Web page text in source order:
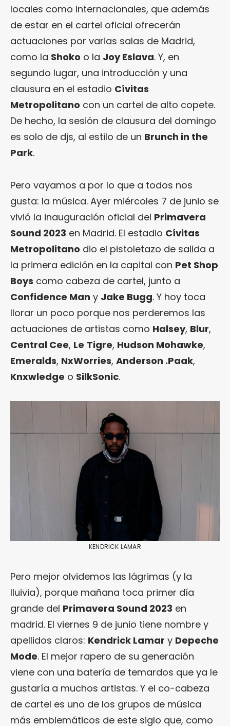
locales como internacionales, que además
de estar en el cartel oficial ofrecerán
actuaciones por varias salas de Madrid,
como la Shoko o la Joy Eslava. Y, en
segundo lugar, una introducción y una
clausura en el estadio Cívitas
Metropolitano con un cartel de alto copete.
De hecho, la sesión de clausura del domingo
es solo de djs, al estilo de un Brunch in the
Park.
Pero vayamos a por lo que a todos nos
gusta: la música. Ayer miércoles 7 de junio se
vivió la inauguración oficial del Primavera
Sound 2023 en Madrid. El estadio Cívitas
Metropolitano dio el pistoletazo de salida a
la primera edición en la capital con Pet Shop
Boys como cabeza de cartel, junto a
Confidence Man y Jake Bugg. Y hoy toca
llorar un poco porque nos perderemos las
actuaciones de artistas como Halsey, Blur,
Central Cee, Le Tigre, Hudson Mohawke,
Emeralds, NxWorries, Anderson .Paak,
Knxwledge o SilkSonic.
KENDRICK LAMAR
Pero mejor olvidemos las lágrimas (y la
lluivia), porque mañana toca primer día
grande del Primavera Sound 2023 en
madrid. El viernes 9 de junio tiene nombre y
apellidos claros: Kendrick Lamar y Depeche
Mode. El mejor rapero de su generación
viene con una batería de temardos que ya le
gustaría a muchos artistas. Y el co-cabeza
de cartel es uno de los grupos de música
más emblemáticos de este siglo que, como